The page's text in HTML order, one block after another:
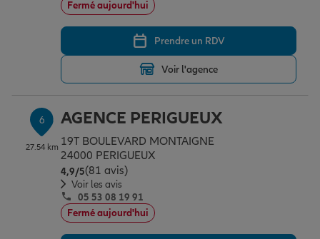
Fermé aujourd'hui
Prendre un RDV
Voir l'agence
6
27.54 km
AGENCE PERIGUEUX
19T BOULEVARD MONTAIGNE
24000 PERIGUEUX
4,9/5Note de 4.9 sur 5
(81 avis)
Voir les avis
05 53 08 19 91
Fermé aujourd'hui